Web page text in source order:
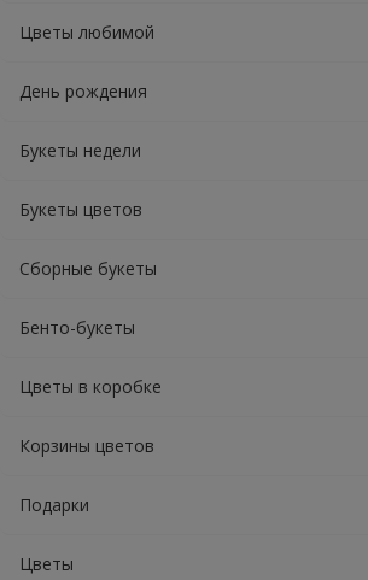
Цветы любимой
День рождения
Букеты недели
Букеты цветов
Сборные букеты
Бенто-букеты
Цветы в коробке
Корзины цветов
Подарки
Цветы